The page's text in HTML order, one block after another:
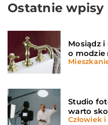
Ostatnie wpisy
Mosiądz i
o modzie
Studio
warto
Człowiek